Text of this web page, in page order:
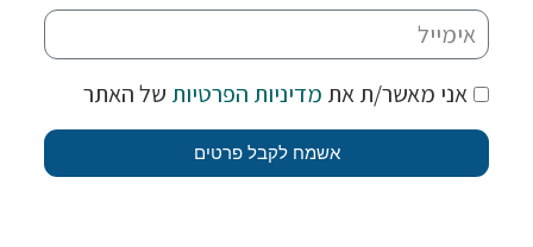
אני מאשר/ת את מדיניות הפרטיות של האתר
אשמח לקבל פרטים